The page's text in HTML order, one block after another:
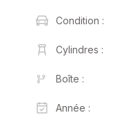
Condition :
Cylindres :
Boîte :
Année :